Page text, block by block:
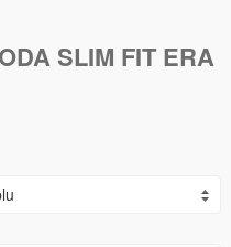
SLIM FIT ERA